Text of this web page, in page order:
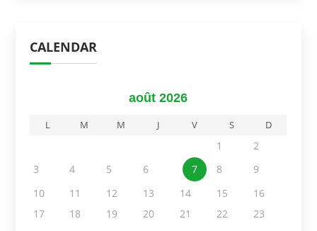
CALENDAR
août 2026
L M M J V S D
1
2
3
4 5 6 7 8
9
10
11 12 13 14 15
16
17
18 19 20 21 22
23